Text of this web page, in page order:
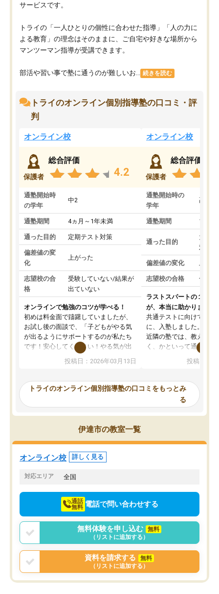
サービスです。
トライの「一人ひとりの個性に合わせた指導」「人の力に
よる教育」の理念はそのままに、ご自宅や好きな場所から
マンツーマン指導が受講できます。
部活や習い事で塾に通うのが難しいお... 続きを読む
トライのオンライン個別指導塾の口コミ・評
判
オンライン校
保護者
総合評価
4.2
通塾開始時
の学年
中2
通塾期間 4ヵ月～1年未満
通った目的 定期テスト対策
偏差値の変
化
上がった
志望校の合
格
受験していない/結果が
出ていない
オンラインで勉強のコツが学べる！
初めは料金面で躊躇していましたが、
お試し後の面談で、「子どもがやる気
が出るようにサポートするのが私たち
です！安心してください！やる気が出
ないのは私たち講師の責任です」と言
ってくださり、確かに！と考えて、思
ったんですが、学生の先生から学ぶこ
み、徐々に成績が上がったらいいなと
思っていました。何が今足りないのか
を的確に指導いただき、子どももびっ
くりするほど楽しんでやる気を持って
塾を受けています。狙い通り、少しず
つ成績も上がり、苦手意識も無くなっ
てきたので、さらに苦手な数学も追加
でお願いしました。来年の高校受験に
投稿日：2026年03月13日
オンライン校
保護者
総合評価
通塾開始時の
学年
高3
通塾期間 1～3
通った目的
大学
対策
偏差値の変化
志望校の合格 合格
ラストスパートの１か月
が、本当に助かりました
共通テストに向けての追
に、入塾しました。田舎
近隣の塾では、教えても
く、かといって通うには
可能なので本当に助か
らないところをピンポイ
頂いて、とてもわかり
していました。一生を
スト、多少お金がかかっ
投稿日：
トライのオンライン個別指導塾の口コミをもっとみ
る
伊達市の教室一覧
オンライン校 詳しく見る
対応エリア 全国
通話
無料 電話で問い合わせする
無料体験を申し込む
無料
（リストに追加する）
資料を請求する
無料
（リストに追加する）